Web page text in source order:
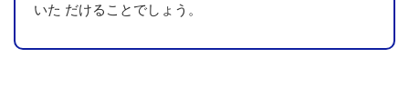
いた だけることでしょう。